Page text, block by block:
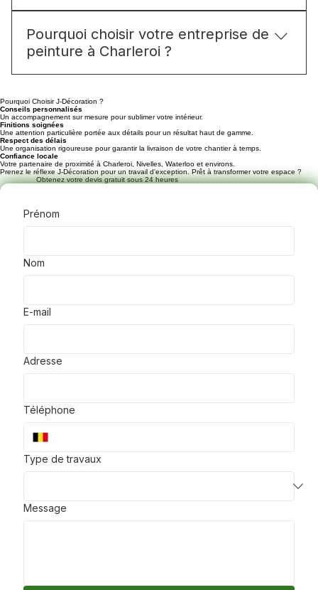
Oui, nous travaillons aussi bien avec des
particuliers que des professionnels pour des
Pourquoi choisir votre entreprise de
Notre entreprise de peinture à Charleroi se
distingue par un travail soigné, des finitions de
qualité, des matériaux durables et plus de 100
clients satisfaits dans la région.
Pourquoi Choisir J-Décoration ?
Conseils personnalisés
Un accompagnement sur mesure pour sublimer votre intérieur.
Finitions soignées
Une attention particulière portée aux détails pour un résultat haut de gamme.
Respect des délais
Une organisation rigoureuse pour garantir la livraison de votre chantier à temps.
Confiance locale
Votre partenaire de proximité à Charleroi, Nivelles, Waterloo et environs.
Prenez le réflexe J-Décoration pour un travail d'exception. Prêt à transformer votre espace ?
Prénom
Nom
E-mail
Adresse
Téléphone
Type de travaux
Message